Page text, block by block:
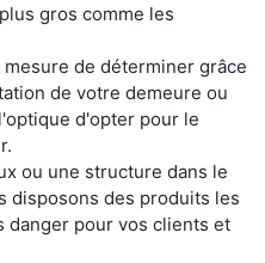
gros comme les
de déterminer grâce
de votre demeure ou
d'opter pour le
ou une structure dans le
disposons des produits les
danger pour vos clients et